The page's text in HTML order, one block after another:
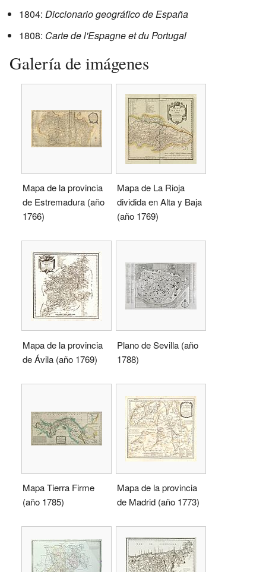
1804: Diccionario geográfico de España
1808: Carte de l'Espagne et du Portugal
Galería de imágenes
Mapa de la provincia
de Estremadura (año
1766)
Mapa de La Rioja
dividida en Alta y Baja
(año 1769)
Mapa de la provincia
de Ávila (año 1769)
Plano de Sevilla (año
1788)
Mapa Tierra Firme
(año 1785)
Mapa de la provincia
de Madrid (año 1773)